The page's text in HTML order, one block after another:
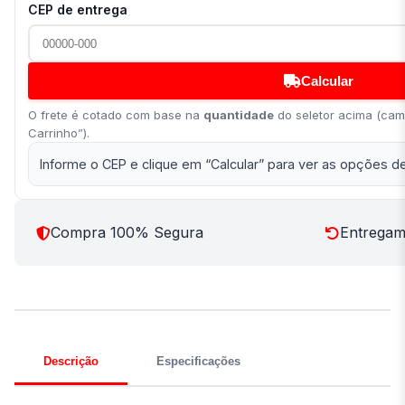
CEP de entrega
Calcular
O frete é cotado com base na quantidade do seletor acima
Carrinho”).
Informe o CEP e clique em “Calcular” para ver as opções
Compra 100% Segura
Descrição Especificações